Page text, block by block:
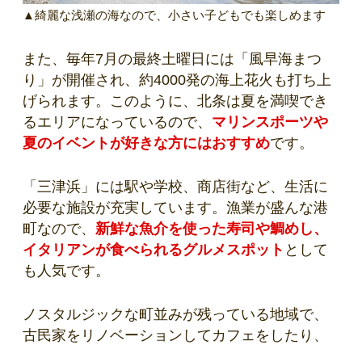
▲綺麗な浅瀬の海なので、小さい子どもでも楽しめます
また、毎年7月の最終土曜日には「風早海まつ
り」が開催され、約4000発の海上花火も打ち上
げられます。このように、北条は夏を満喫でき
るエリアになっているので、 マリンスポーツや
夏のイベントが好きな方にはおすすめです。
「三津浜」には駅や学校、商店街など、生活に
必要な施設が充実しています。漁業が盛んな港
町なので、 新鮮な魚介を使った寿司や鯛めし、
イタリアンが食べられるグルメスポット として
も人気です。
ノスタルジックな町並みが残っている地域で、
古民家をリノベーションしてカフェをしたり、